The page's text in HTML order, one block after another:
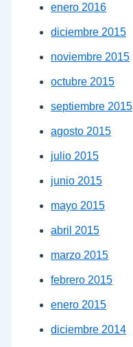
enero 2016
diciembre 2015
noviembre 2015
octubre 2015
septiembre 2015
agosto 2015
julio 2015
junio 2015
mayo 2015
abril 2015
marzo 2015
febrero 2015
enero 2015
diciembre 2014